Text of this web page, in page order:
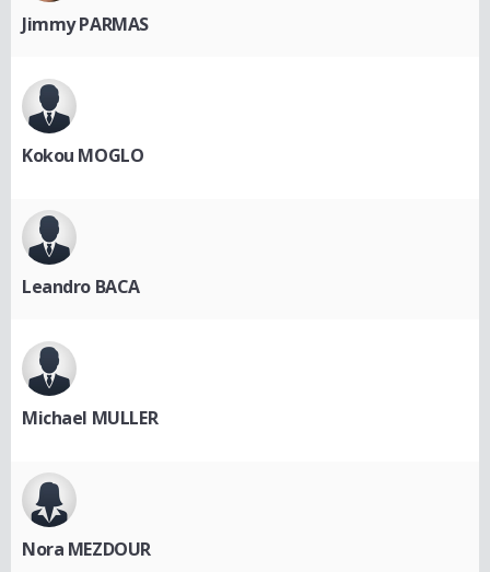
Jimmy PARMAS
Kokou MOGLO
Leandro BACA
Michael MULLER
Nora MEZDOUR